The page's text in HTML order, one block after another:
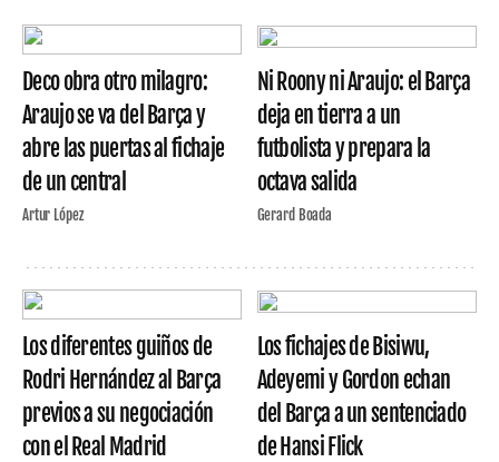
Deco obra otro milagro:
Araujo se va del Barça y
abre las puertas al fichaje
de un central
Artur López
Ni Roony ni Araujo: el Barça
deja en tierra a un
futbolista y prepara la
octava salida
Gerard Boada
Los diferentes guiños de
Rodri Hernández al Barça
previos a su negociación
con el Real Madrid
Los fichajes de Bisiwu,
Adeyemi y Gordon echan
del Barça a un sentenciado
de Hansi Flick